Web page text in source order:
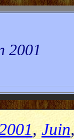
2001
, Juin